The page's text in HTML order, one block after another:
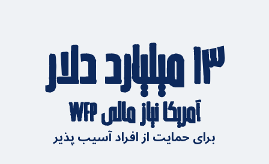
۱۳ میلیارد دلار
آمریکا نیاز مالی WFP
برای حمایت از افراد آسیب پذیر